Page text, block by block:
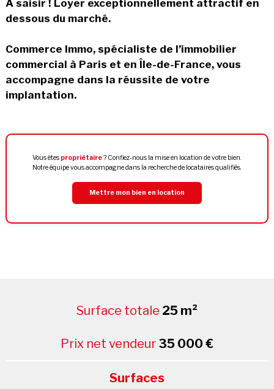
A saisir ! Loyer exceptionnellement attractif en
dessous du marché.
Commerce Immo, spécialiste de l’immobilier
commercial à Paris et en Île-de-France, vous
accompagne dans la réussite de votre
implantation.
Vous êtes propriétaire? Confiez-nous la mise en location de votre bien.
Notre équipe vous accompagne dans la recherche de locataires qualifiés.
Mettre mon bien en location
Surface totale 25 m²
Prix net vendeur 35 000 €
Surfaces